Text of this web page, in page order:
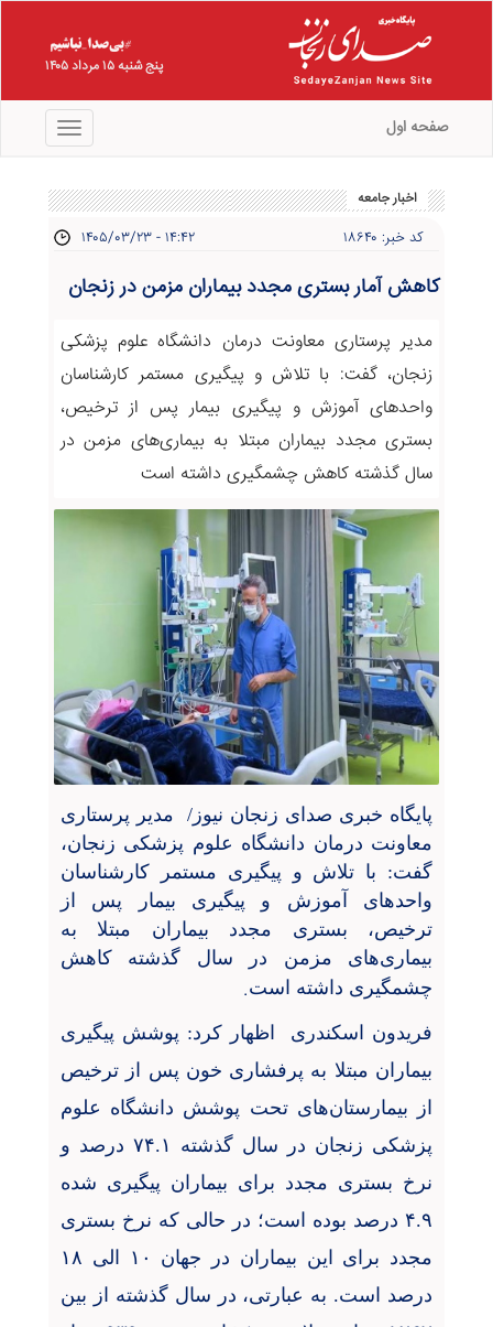
پنج شنبه ۱۵ مرداد ۱۴۰۵
منو صفحه اول
اخبار جامعه
کد خبر: ۱۸۶۴۰ ۱۴۰۵/۰۳/۲۳ - ۱۴:۴۲
کاهش آمار بستری مجدد بیماران مزمن در زنجان
مدیر پرستاری معاونت درمان دانشگاه علوم پزشکی
زنجان، گفت: با تلاش و پیگیری مستمر کارشناسان
واحدهای آموزش و پیگیری بیمار پس از ترخیص،
بستری مجدد بیماران مبتلا به بیماری‌های مزمن در
سال گذشته کاهش چشمگیری داشته است
پایگاه خبری صدای زنجان نیوز/ مدیر پرستاری
معاونت درمان دانشگاه علوم پزشکی زنجان،
گفت: با تلاش و پیگیری مستمر کارشناسان
واحدهای آموزش و پیگیری بیمار پس از
ترخیص، بستری مجدد بیماران مبتلا به
بیماری‌های مزمن در سال گذشته کاهش
چشمگیری داشته است.
فریدون اسکندری اظهار کرد: پوشش پیگیری
بیماران مبتلا به پرفشاری خون پس از ترخیص
از بیمارستان‌های تحت پوشش دانشگاه علوم
پزشکی زنجان در سال گذشته ۷۴.۱ درصد و
نرخ بستری مجدد برای بیماران پیگیری شده
۴.۹ درصد بوده است؛ در حالی که نرخ بستری
مجدد برای این بیماران در جهان
۱۰ الی ۱۸
درصد است. به عبارتی، در سال گذشته از بین